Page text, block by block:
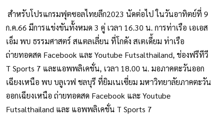
สำหรับโปรแกรมฟุตซอลไทยลีก2023 นัดต่อไป ในวันอาทิตย์ที่ 9
ก.ค.66 มีการแข่งขันทั้งหมด 3 คู่ เวลา 16.30 น. การท่าเรือ เอเอส
เอ็ม พบ ธรรมศาสตร์ สแตลเลี่ยน ที่โกดัง สเตเดี้ยม ท่าเรือ
ถ่ายทอดสด Facebook และ Youtube Futsalthailand, ช่องฟรีทีวี
T Sports 7 และแอพพลิเคชั่น, เวลา 18.00 น. มอภาคตะวันออก
เฉียงเหนือ พบ บลูเวฟ ชลบุรี ที่ยิมเนเซี่ยม มหาวิทยาลัยภาคตะวัน
ออกเฉียงเหนือ ถ่ายทอดสด Facebook และ Youtube
Futsalthailand และ แอพพลิเคชั่น T Sports 7